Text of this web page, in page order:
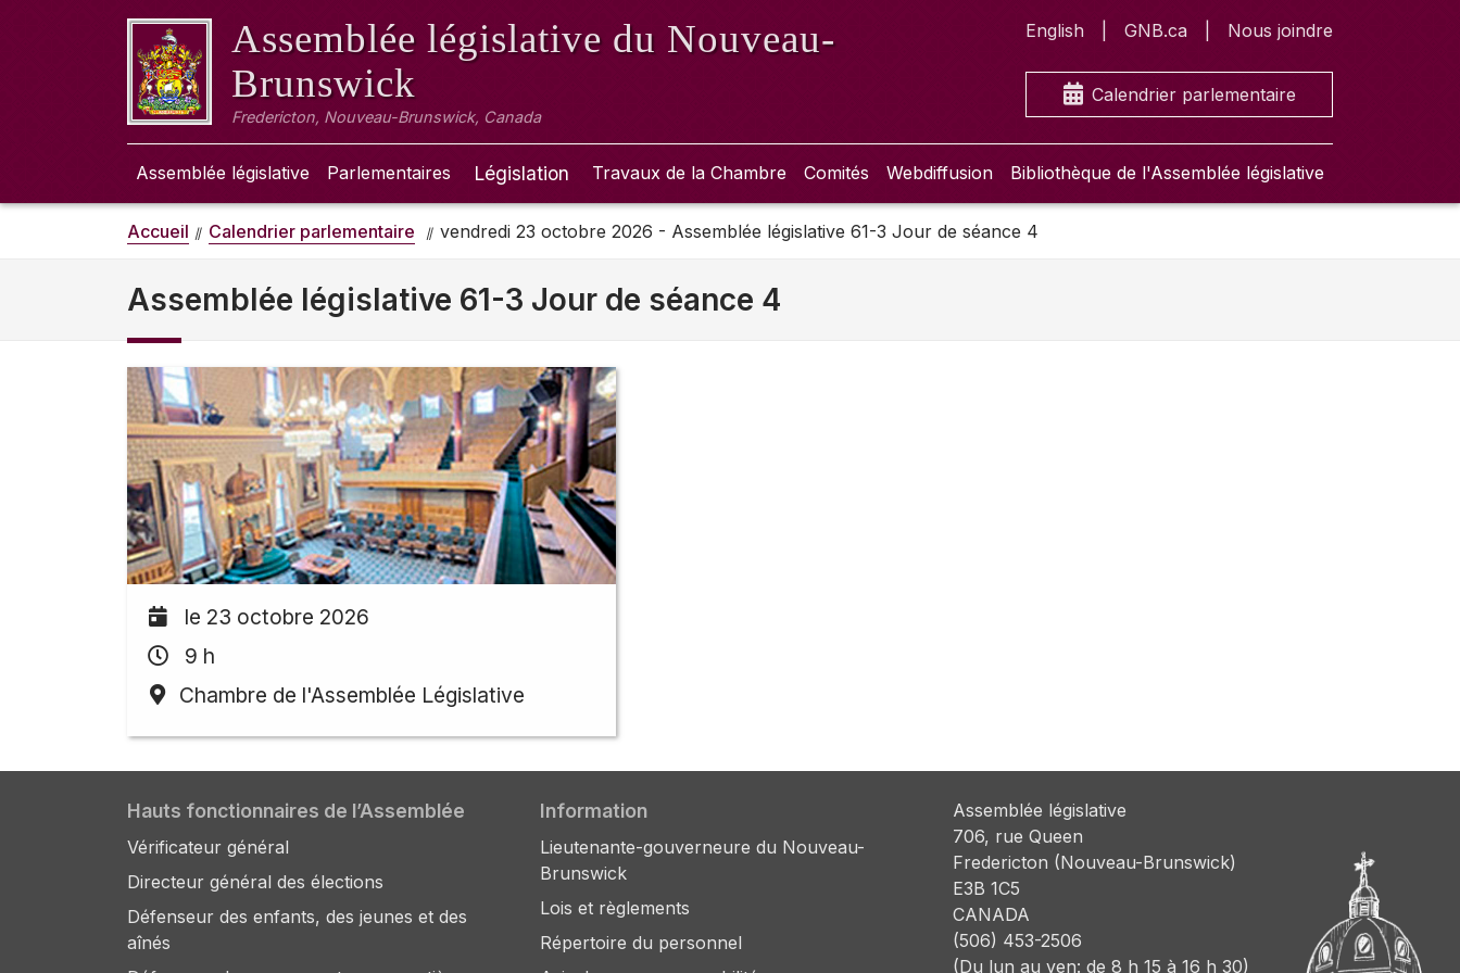
Assemblée législative du Nouveau-
Brunswick
Fredericton, Nouveau-Brunswick, Canada
English GNB.ca Nous joindre
Calendrier parlementaire
Assemblée législative Parlementaires Législation Travaux de la Chambre Comités Webdiffusion Bibliothèque de l'Assemblée législative
Accueil Calendrier parlementaire vendredi 23 octobre 2026 - Assemblée législative 61-3 Jour de séance 4
Assemblée législative 61-3 Jour de séance 4
le 23 octobre 2026
9 h
Chambre de l'Assemblée Législative
Hauts fonctionnaires de l’Assemblée
Vérificateur général
Directeur général des élections
Défenseur des enfants, des jeunes et des
aînés
Information
Lieutenante-gouverneure du Nouveau-
Brunswick
Lois et règlements
Répertoire du personnel
Assemblée législative
706, rue Queen
Fredericton (Nouveau-Brunswick)
E3B 1C5
CANADA
(506) 453-2506
(Du lun au ven: de 8 h 15 à 16 h 30)